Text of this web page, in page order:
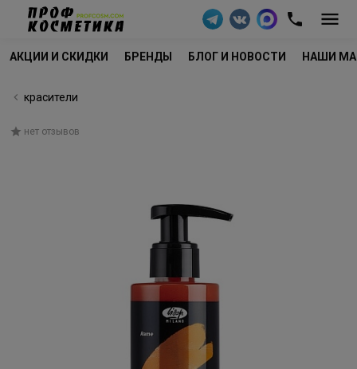
АКЦИИ И СКИДКИ БРЕНДЫ БЛОГ И НОВОСТИ НАШИ
красители
нет отзывов